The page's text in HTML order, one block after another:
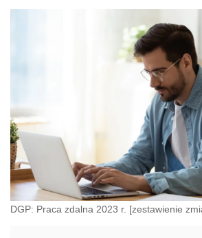
DGP: Praca zdalna 2023 r. [zestawienie